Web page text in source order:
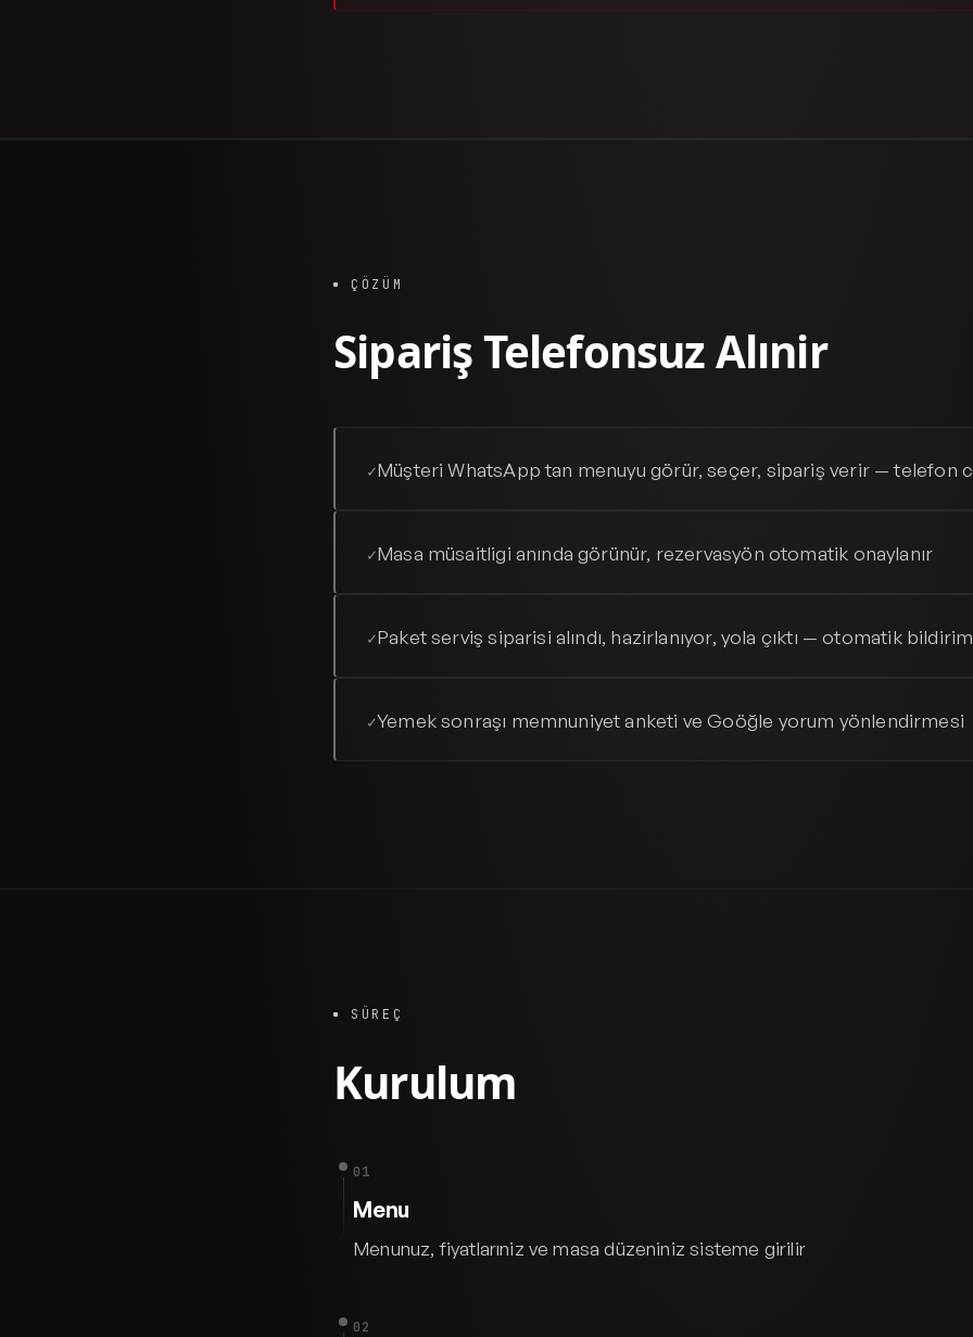
ÇÖZÜM
Sipariş Telefonsuz Alınir
✓Müşteri WhatsApp tan menuyu görür, seçer, sipariş verir — telefon
✓Masa müsaitligi anında görünür, rezervasyön otomatik onaylanır
✓Paket serviş siparisi alındı, hazirlanıyor, yola çıktı — otomatik bildirim
✓Yemek sonraşı memnuniyet anketi ve Goöğle yorum yönlendirmesi
SÜREÇ
Kurulum
01
Menu
Menunuz, fiyatlarıniz ve masa düzeniniz sisteme girilir
02